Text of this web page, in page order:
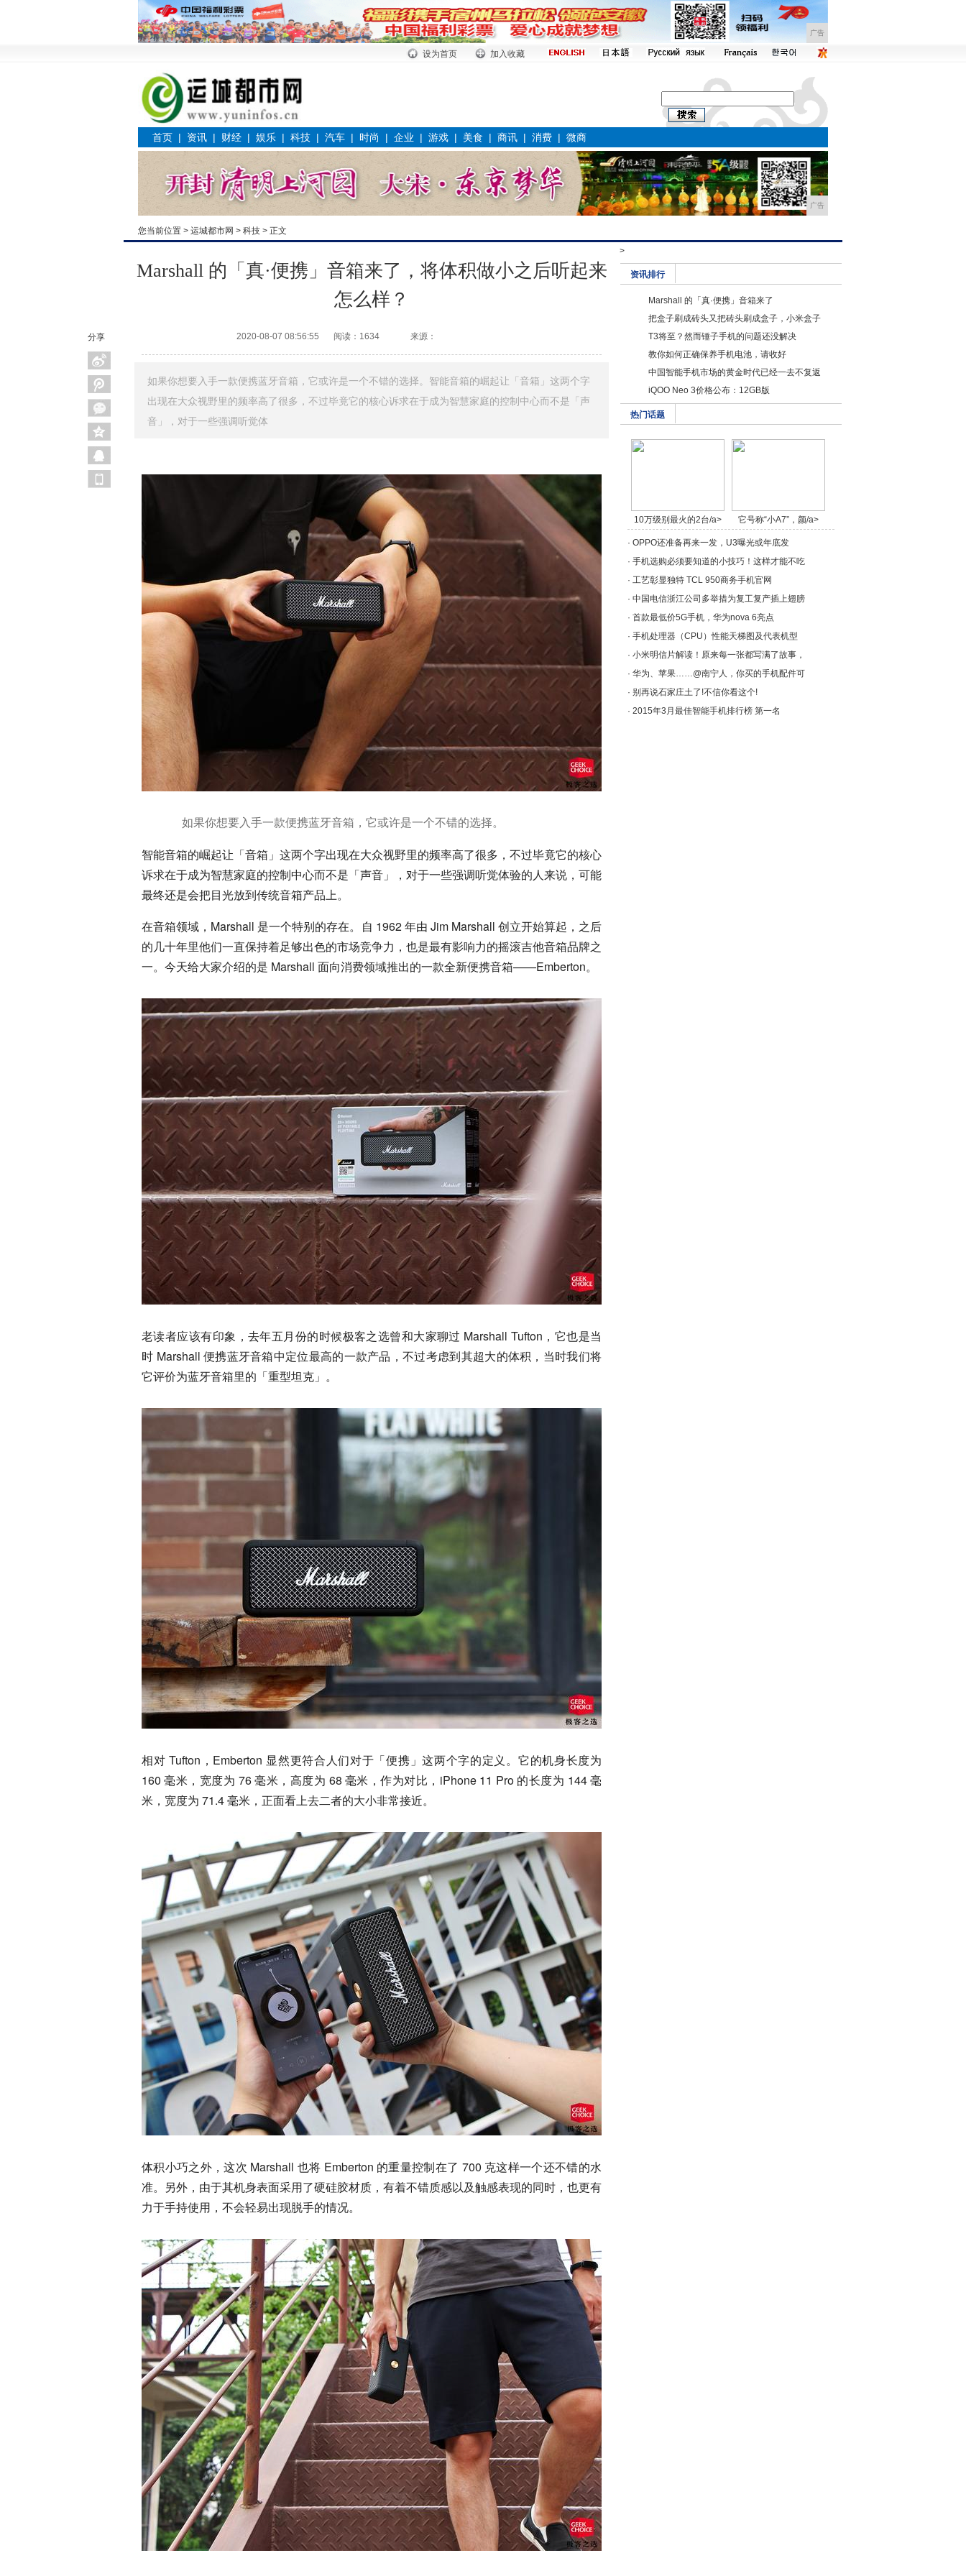
广告
设为首页 加入收藏
首页 | 资讯 | 财经 | 娱乐 | 科技 | 汽车 | 时尚 | 企业 | 游戏 | 美食 | 商讯 | 消费 | 微商
广告
您当前位置 > 运城都市网 > 科技 > 正文
>
分享
Marshall 的「真·便携」音箱来了，将体积做小之后听起来
怎么样？
2020-08-07 08:56:55 阅读：1634 来源：
如果你想要入手一款便携蓝牙音箱，它或许是一个不错的选择。智能音箱的崛起让「音箱」这两个字
出现在大众视野里的频率高了很多，不过毕竟它的核心诉求在于成为智慧家庭的控制中心而不是「声
音」，对于一些强调听觉体
如果你想要入手一款便携蓝牙音箱，它或许是一个不错的选择。
智能音箱的崛起让「音箱」这两个字出现在大众视野里的频率高了很多，不过毕竟它的核心
诉求在于成为智慧家庭的控制中心而不是「声音」，对于一些强调听觉体验的人来说，可能
最终还是会把目光放到传统音箱产品上。
在音箱领域，Marshall 是一个特别的存在。自 1962 年由 Jim Marshall 创立开始算起，之后
的几十年里他们一直保持着足够出色的市场竞争力，也是最有影响力的摇滚吉他音箱品牌之
一。今天给大家介绍的是 Marshall 面向消费领域推出的一款全新便携音箱——Emberton。
老读者应该有印象，去年五月份的时候极客之选曾和大家聊过 Marshall Tufton，它也是当
时 Marshall 便携蓝牙音箱中定位最高的一款产品，不过考虑到其超大的体积，当时我们将
它评价为蓝牙音箱里的「重型坦克」。
相对 Tufton，Emberton 显然更符合人们对于「便携」这两个字的定义。它的机身长度为
160 毫米，宽度为 76 毫米，高度为 68 毫米，作为对比，iPhone 11 Pro 的长度为 144 毫
米，宽度为 71.4 毫米，正面看上去二者的大小非常接近。
体积小巧之外，这次 Marshall 也将 Emberton 的重量控制在了 700 克这样一个还不错的水
准。另外，由于其机身表面采用了硬硅胶材质，有着不错质感以及触感表现的同时，也更有
力于手持使用，不会轻易出现脱手的情况。
资讯排行
Marshall 的「真·便携」音箱来了
把盒子刷成砖头又把砖头刷成盒子，小米盒子
T3将至？然而锤子手机的问题还没解决
教你如何正确保养手机电池，请收好
中国智能手机市场的黄金时代已经一去不复返
iQOO Neo 3价格公布：12GB版
热门话题
10万级别最火的2台/a> 它号称“小A7”，颜/a>
· OPPO还准备再来一发，U3曝光或年底发
· 手机选购必须要知道的小技巧！这样才能不吃
· 工艺彰显独特 TCL 950商务手机官网
· 中国电信浙江公司多举措为复工复产插上翅膀
· 首款最低价5G手机，华为nova 6亮点
· 手机处理器（CPU）性能天梯图及代表机型
· 小米明信片解读！原来每一张都写满了故事，
· 华为、苹果……@南宁人，你买的手机配件可
· 别再说石家庄土了!不信你看这个!
· 2015年3月最佳智能手机排行榜 第一名